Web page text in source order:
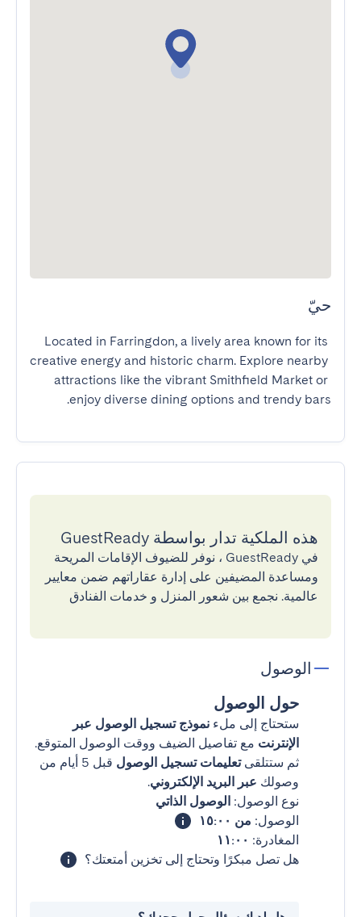
حيّ
Located in Farringdon, a lively area known for its
creative energy and historic charm. Explore nearby
attractions like the vibrant Smithfield Market or
enjoy diverse dining options and trendy bars.
هذه الملكية تدار بواسطة GuestReady
في GuestReady ، نوفر للضيوف الإقامات المريحة
ومساعدة المضيفين على إدارة عقاراتهم ضمن معايير
عالمية. نجمع بين شعور المنزل و خدمات الفنادق
الوصول
حول الوصول
ستحتاج إلى ملء نموذج تسجيل الوصول عبر
الإنترنت مع تفاصيل الضيف ووقت الوصول المتوقع.
ثم ستتلقىتعليمات تسجيل الوصول
قبل 5 أيام من
وصولك عبر البريد الإلكتروني.
نوع الوصول: الوصول الذاتي
الوصول: من ١٥:٠٠
المغادرة: ١١:٠٠
هل تصل مبكرًا وتحتاج إلى تخزين أمتعتك؟